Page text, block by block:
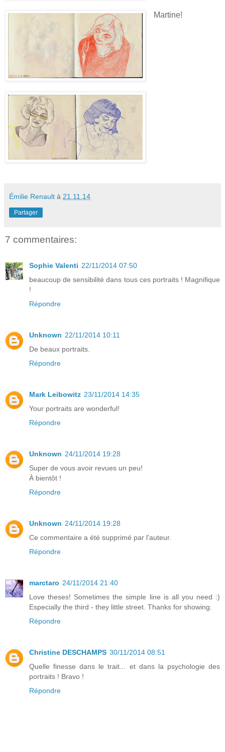
Martine!
Émilie Renault à 21.11.14
Partager
7 commentaires:
Sophie Valenti 22/11/2014 07:50
beaucoup de sensibilité dans tous ces portraits ! Magnifique
!
Répondre
Unknown 22/11/2014 10:11
De beaux portraits.
Répondre
Mark Leibowitz 23/11/2014 14:35
Your portraits are wonderful!
Répondre
Unknown 24/11/2014 19:28
Super de vous avoir revues un peu!
À bientôt !
Répondre
Unknown 24/11/2014 19:28
Ce commentaire a été supprimé par l'auteur.
Répondre
marctaro 24/11/2014 21:40
Love theses! Sometimes the simple line is all you need :)
Especially the third - they little street. Thanks for showing.
Répondre
Christine DESCHAMPS 30/11/2014 08:51
Quelle finesse dans le trait... et dans la psychologie des
portraits ! Bravo !
Répondre